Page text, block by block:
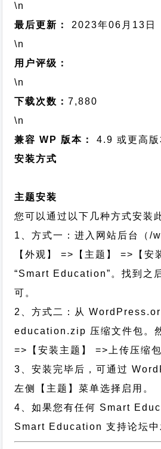
\n
最后更新：
2023年06月13日
\n
用户评级：
\n
下载次数：7,880
\n
兼容 WP 版本：
4.9 或更高版
安装方式
主题安装
您可以通过以下几种方式安装
1、方式一：进入网站后台（/
【外观】 =>【主题】 =>【安
“Smart Education”。找到之
可。
2、方式二：从
education.zip 压缩文件包。
=>【安装主题】 =>上传压缩
3、安装完毕后，可通过
左侧【主题】菜单选择启用。
4、如果您有任何 Smart
Smart Education 支持论坛中